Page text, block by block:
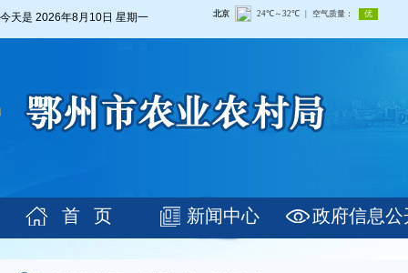
今天是 2026年8月10日 星期一
首 页 新闻中心 政府信息公